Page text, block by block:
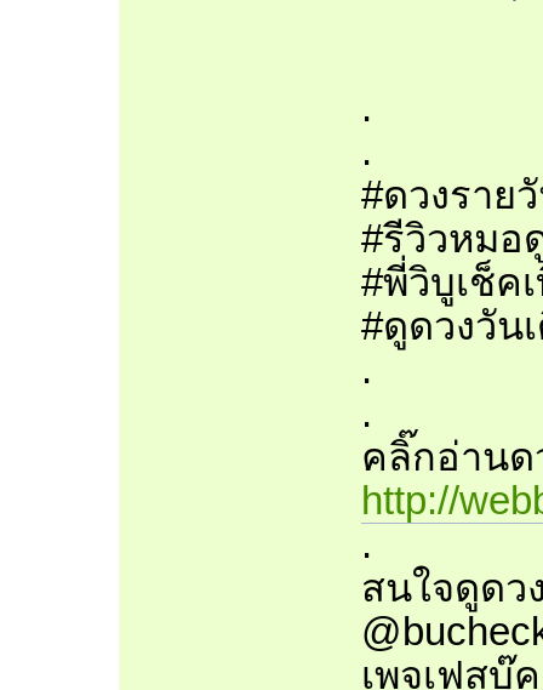
.
.
#ดวงราย
#รีวิวหมอ
#พี่วิบูเช็ค
#ดูดวงวัน
.
.
คลิ๊กอ่านด
http://
.
สนใจดูดว
เพจเฟสบุ๊